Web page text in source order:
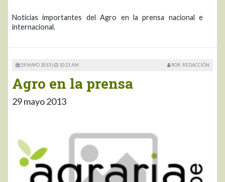
Noticias importantes del Agro en la prensa nacional e
internacional.
29 MAYO 2013 | 10:21 AM POR: REDACCIÓN
Agro en la prensa
29 mayo 2013